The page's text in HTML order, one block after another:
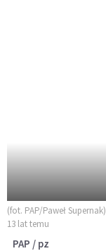
(fot. PAP/Paweł Supernak)
13 lat temu
PAP / pz